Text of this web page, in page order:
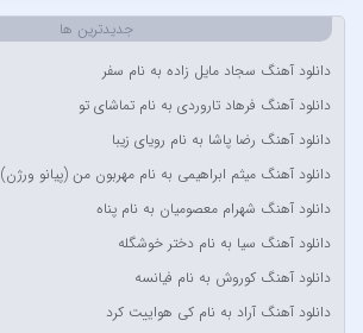
آتوین
آدرین
آدوین
آدین
آر اس اچ
آراد
آراد شاک
آراد عباسی
آراز
آراز المان
جدیدترین ها
دانلود آهنگ سجاد مایل زاده به نام سفر
دانلود آهنگ فرهاد تاروردی به نام تماشای تو
دانلود آهنگ رضا پاشا به نام رویای زیبا
دانلود آهنگ میثم ابراهیمی به نام مهربون من (پیانو ورژن)
دانلود آهنگ شهرام معصومیان به نام پناه
دانلود آهنگ سیا به نام دختر خوشگله
دانلود آهنگ کوروش به نام فیانسه
دانلود آهنگ آراد به نام کی هواییت کرد